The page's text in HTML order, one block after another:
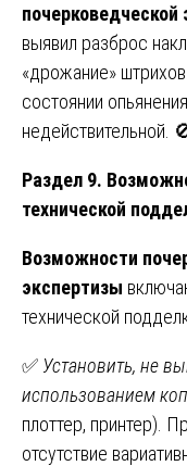
почерковедческой
выявил разброс
«дрожание»
состоянии
недействительной.
Раздел 9.
технической
Возможности
экспертизы
технической
✅ Установить, не
использованием
плоттер, принтер).
отсутствие